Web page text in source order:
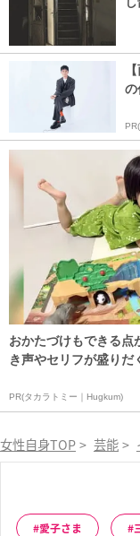
の
おかたづけもできる点
き声やセリフが盛り
PR(タカラトミー｜Hugkum)
女性自身TOP > 芸能 >
愛子さま